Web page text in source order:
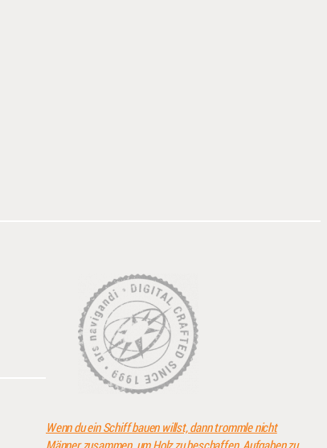
Wenn du ein Schiff bauen willst, dann trommle nicht